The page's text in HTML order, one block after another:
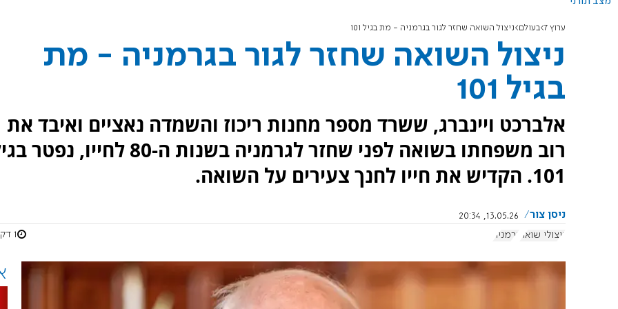
ערוץ 7 בעולם ניצול השואה שחזר לגור בגרמניה - מת בגיל 101
ניצול השואה שחזר לגור בגרמניה - מת
בגיל 101
אלברכט ויינברג, ששרד מספר מחנות ריכוז והשמדה נאציים ואיבד את
רוב משפחתו בשואה לפני שחזר לגרמניה בשנות ה-80 לחייו,
101. הקדיש את חייו לחנך צעירים על השואה.
ניסן צור
13.05.26, 20:34
ניצולי שואה
גרמניה 1 דקות